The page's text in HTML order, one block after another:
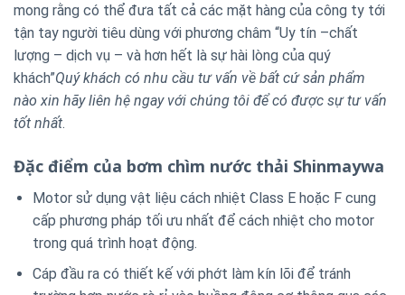
mong rằng có thể đưa tất cả các mặt hàng của công ty tới
tận tay người tiêu dùng với phương châm “Uy tín –chất
lượng – dịch vụ – và hơn hết là sự hài lòng của quý
khách”Quý khách có nhu cầu tư vấn về bất cứ sản phẩm
nào xin hãy liên hệ ngay với chúng tôi để có được sự tư vấn
tốt nhất.
Đặc điểm của bơm chìm nước thải Shinmaywa
Motor sử dụng vật liệu cách nhiệt Class E hoặc F cung
cấp phương pháp tối ưu nhất để cách nhiệt cho motor
trong quá trình hoạt động.
Cáp đầu ra có thiết kế với phớt làm kín lõi để tránh